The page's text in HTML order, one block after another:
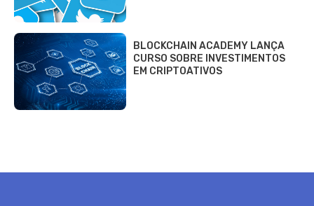
BLOCKCHAIN ACADEMY LANÇA
CURSO SOBRE INVESTIMENTOS
EM CRIPTOATIVOS